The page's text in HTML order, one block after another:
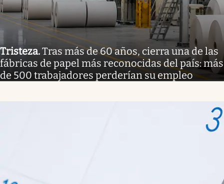
Tristeza.Tras más de 60 años, cierra una de las
fábricas de papel más reconocidas del país: más
de 500 trabajadores perderían su empleo